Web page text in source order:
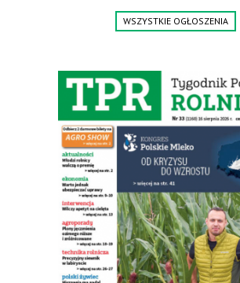
Jesteśmy także producentem nowych
wielkopolskie, koło Konina. Kontakt: 607 405
WSZYSTKIE OGŁOSZENIA